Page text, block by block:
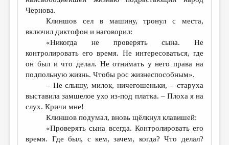
Чернова.
Клиншов сел в машину, тронул с места,
включил диктофон и наговорил:
«Никогда не проверять сына. Не
контролировать его время. Не интересоваться, где
он был и что делал. Не отнимать у него права на
подпольную жизнь. Чтобы рос жизнеспособным».
– Не слышу, милок, ничегошеньки, – старуха
выставила замшелое ухо из-под платка. – Плоха я на
слух. Кричи мне!
Клиншов подумал, вновь щёлкнул клавишей:
«Проверять сына всегда. Контролировать его
время. Где был, с кем, зачем, когда? Что делал?